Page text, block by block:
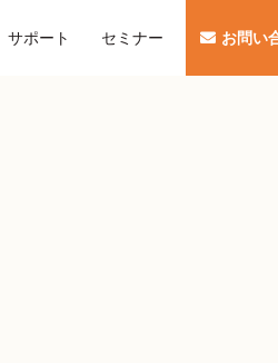
サポート セミナー お問い